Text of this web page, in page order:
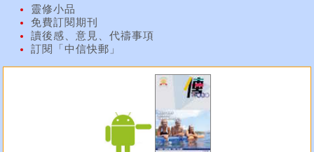
靈修小品
免費訂閱期刊
讀後感、意見、代禱事項
訂閱「中信快郵」